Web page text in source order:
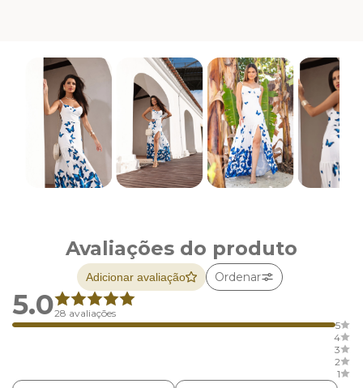
Avaliações do produto
Adicionar avaliação Ordenar
5.028 avaliações
5
4
3
2
1